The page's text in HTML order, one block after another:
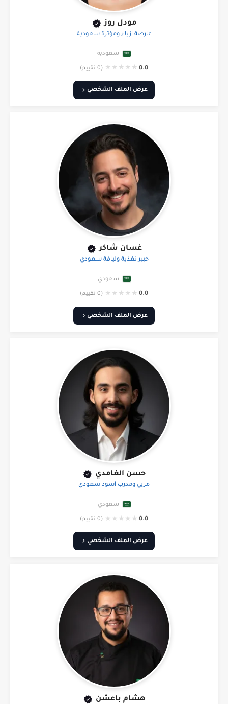
مودل روز
عارضة أزياء ومؤثرة سعودية
سعودية
0.0
★
★
★
★
★ (0 تقييم)
عرض الملف الشخصي
غسان شاكر
خبير تغذية ولياقة سعودي
سعودي
0.0
★
★
★
★
★ (0 تقييم)
عرض الملف الشخصي
حسن الغامدي
مربي ومدرب أسود سعودي
سعودي
0.0
★
★
★
★
★ (0 تقييم)
عرض الملف الشخصي
هشام باعشن